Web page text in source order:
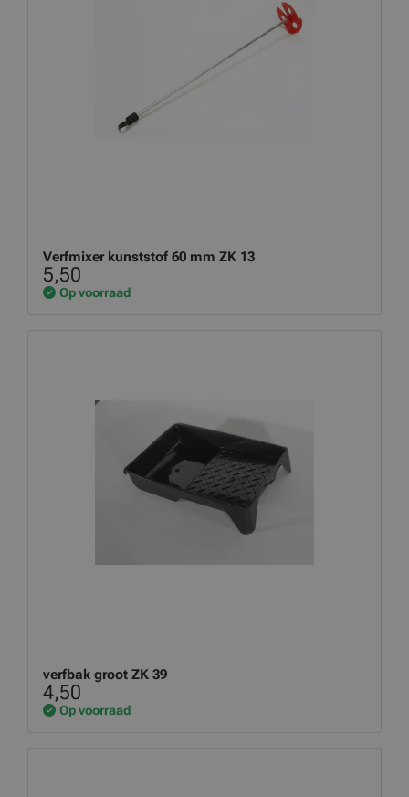
Verfmixer kunststof 60 mm ZK 13
5,50
Op voorraad
verfbak groot ZK 39
4,50
Op voorraad